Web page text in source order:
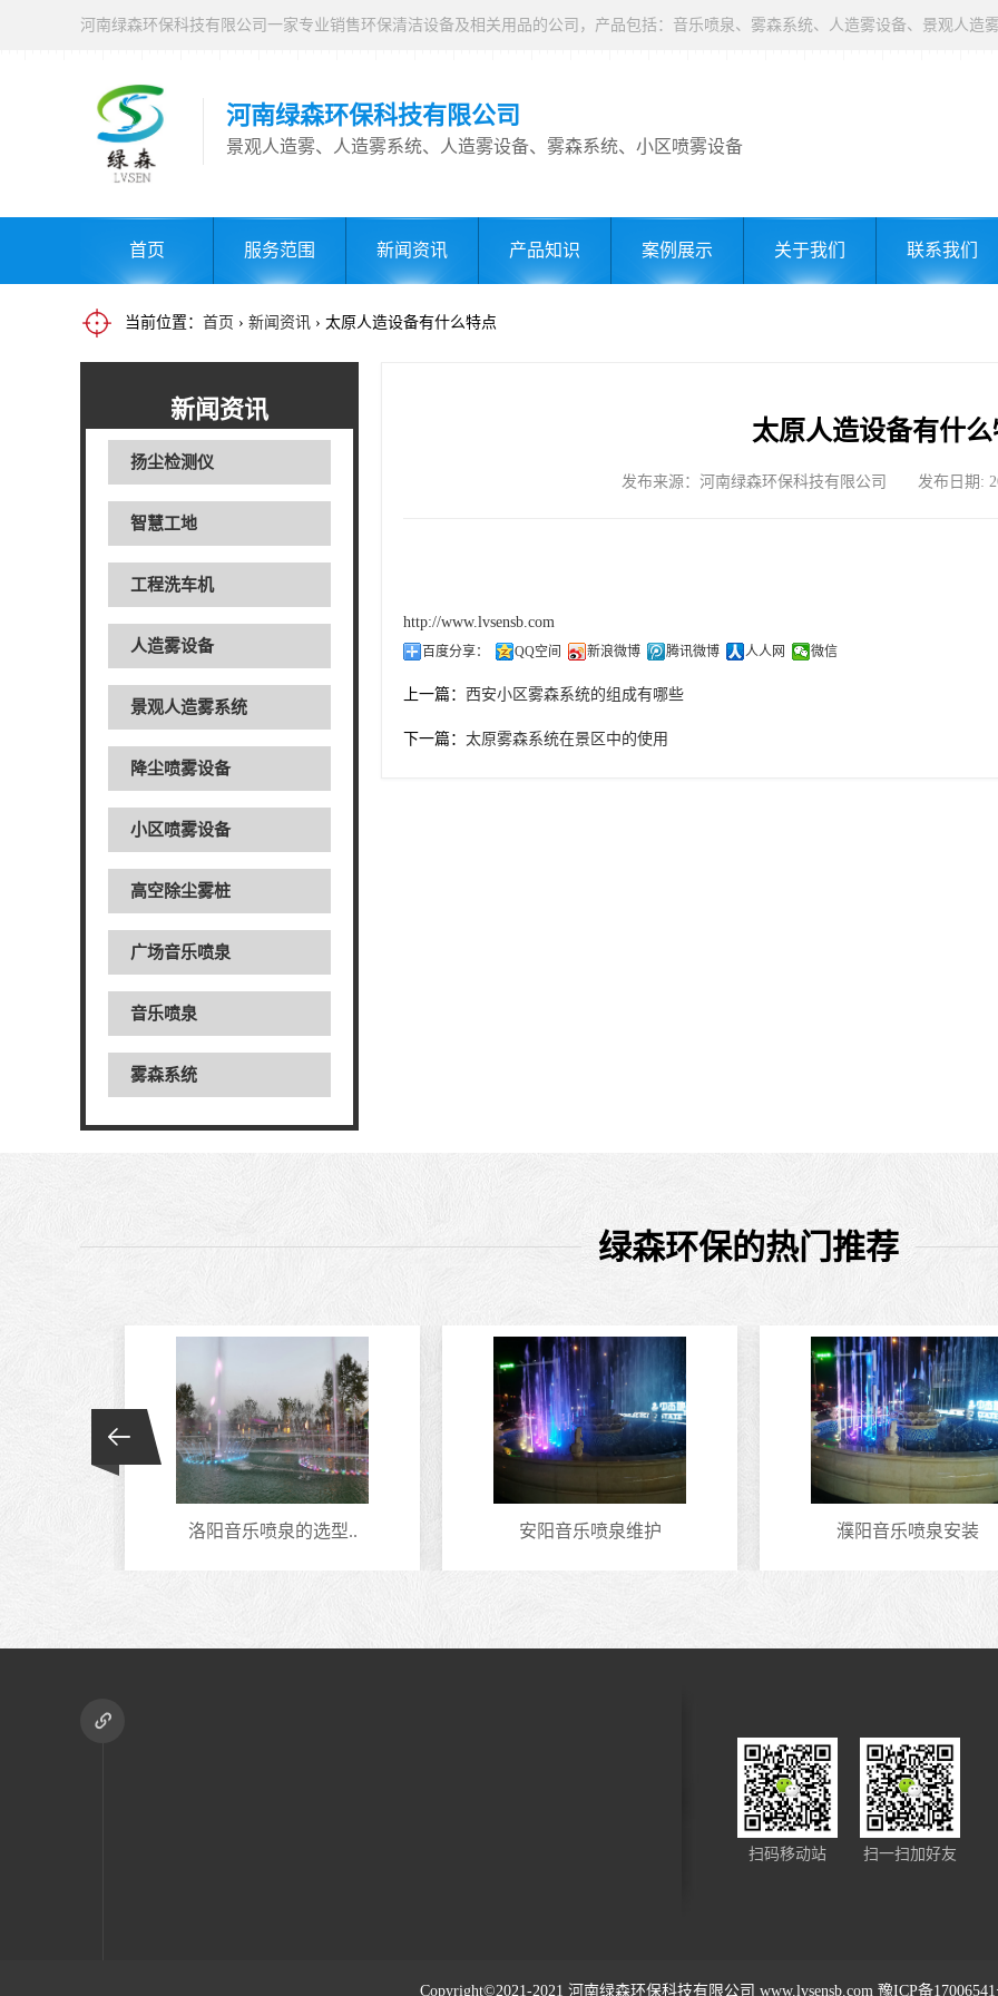
河南绿森环保科技有限公司
景观人造雾、人造雾系统、人造雾设备、雾森系统、小区喷雾设备
首页 服务范围 新闻资讯 产品知识 案例展示 关于我们 联系我们
当前位置： 首页 › 新闻资讯 › 太原人造设备有什么特点
新闻资讯
扬尘检测仪
智慧工地
工程洗车机
人造雾设备
景观人造雾系统
降尘喷雾设备
小区喷雾设备
高空除尘雾桩
广场音乐喷泉
音乐喷泉
雾森系统
太原人造设备有什
发布来源：河南绿森环保科技有限公司 发布日期:
http://www.lvsensb.com
百度分享： QQ空间 新浪微博 腾讯微博 人人网 微信
上一篇： 西安小区雾森系统的组成有哪些
下一篇： 太原雾森系统在景区中的使用
绿森环保的热门推荐
洛阳音乐喷泉的选型.. 安阳音乐喷泉维护 濮阳音乐喷泉安装
扫码移动站 扫一扫加好友
Copyright©2021-2021 河南绿森环保科技有限公司 www.lvsensb.com 豫ICP备